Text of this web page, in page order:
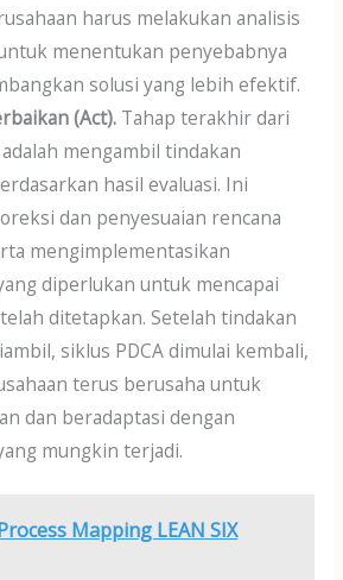
harus melakukan analisis
menentukan penyebabnya
solusi yang lebih efektif.
(Act). Tahap terakhir dari
mengambil tindakan
hasil evaluasi. Ini
dan penyesuaian rencana
mengimplementasikan
diperlukan untuk mencapai
ditetapkan. Setelah tindakan
siklus PDCA dimulai kembali,
terus berusaha untuk
dan beradaptasi dengan
mungkin terjadi.
Mapping LEAN SIX